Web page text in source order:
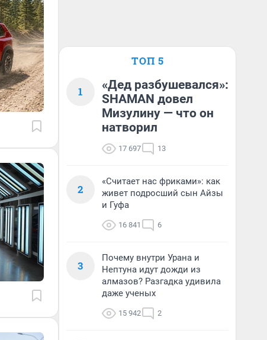
ТОП 5
1
«Дед разбушевался»:
SHAMAN довел
Мизулину — что он
натворил
17 697 13
2
«Считает нас фриками»: как
живет подросший сын Айзы
и Гуфа
16 841 6
3
Почему внутри Урана и
Нептуна идут дожди из
алмазов? Разгадка удивила
даже ученых
15 942 2